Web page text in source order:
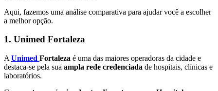
Aqui, fazemos uma análise comparativa para ajudar você a escolher
a melhor opção.
1. Unimed Fortaleza
A Unimed Fortaleza é uma das maiores operadoras da cidade e
destaca-se pela sua ampla rede credenciada de hospitais, clínicas e
laboratórios.